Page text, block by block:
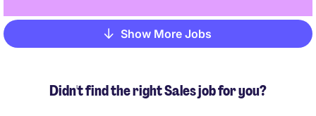
Pagination
Show More Jobs
Didn't find the right Sales job for you?